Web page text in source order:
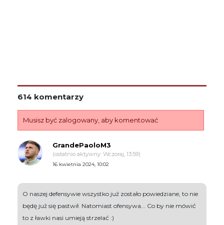
614 komentarzy
Musisz być zalogowany, aby komentować
GrandePaoloM3
(ostatnio aktywny: Wczoraj, 13:59)
16 kwietnia 2024, 10:02
O naszej defensywie wszystko już zostało powiedziane, to nie
będę już się pastwił. Natomiast ofensywa... Co by nie mówić
to z ławki nasi umieją strzelać :)